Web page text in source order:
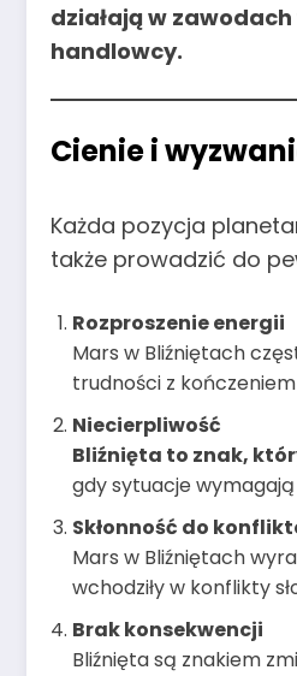
działają w
handlowcy.
Cienie i
Każda pozycja
także prowadzić do
Rozproszenie energii
Mars w Bliźniętach
trudności z
Niecierpliwość
Bliźnięta to znak,
gdy sytuacje wymagają
Skłonność do
Mars w Bliźniętach
wchodziły w konflikty
Brak konsekwencji
Bliźnięta są znakiem